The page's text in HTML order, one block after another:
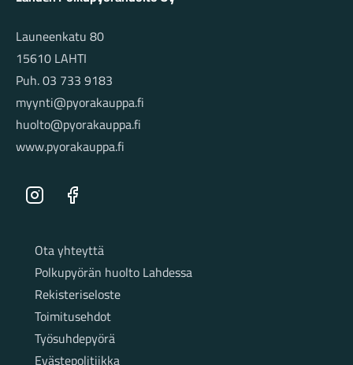
Launeenkatu 80
15610 LAHTI
Puh. 03 733 9183
myynti@pyorakauppa.fi
huolto@pyorakauppa.fi
www.pyorakauppa.fi
Instagram Facebook
SivutOta yhteyttä
Polkupyörän huolto Lahdessa
Rekisteriseloste
Toimitusehdot
Työsuhdepyörä
Evästepolitiikka